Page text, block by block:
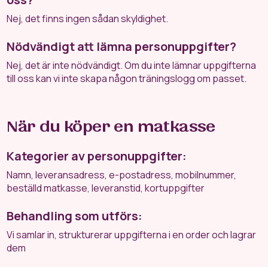
Nej, det finns ingen sådan skyldighet.
Nödvändigt att lämna personuppgifter?
Nej, det är inte nödvändigt. Om du inte lämnar uppgifterna
till oss kan vi inte skapa någon träningslogg om passet.
När du köper en matkasse
Kategorier av personuppgifter:
Namn, leveransadress, e-postadress, mobilnummer,
beställd matkasse, leveranstid, kortuppgifter
Behandling som utförs:
Vi samlar in, strukturerar uppgifterna i en order och lagrar
dem